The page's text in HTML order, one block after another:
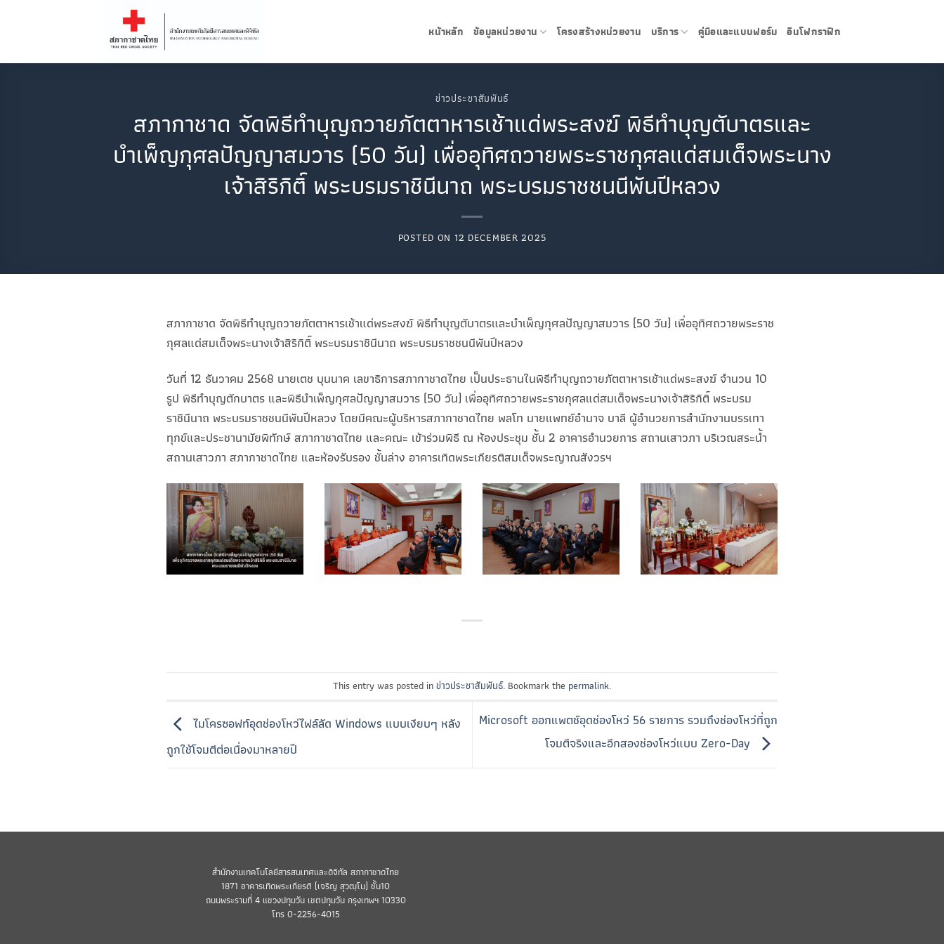
หน้าหลัก ข้อมูลหน่วยงาน โครงสร้างหน่วยงาน บริการ คู่มือและแบบฟอร์ม อินโฟกราฟิก
ข่าวประชาสัมพันธ์
สภากาชาด จัดพิธีทำบุญถวายภัตตาหารเช้าแด่พระสงฆ์ พิธีทำบุญตับาตรและ
บำเพ็ญกุศลปัญญาสมวาร (50 วัน) เพื่ออุทิศถวายพระราชกุศลแด่สมเด็จพระนาง
เจ้าสิริกิติ์ พระบรมราชินีนาถ พระบรมราชชนนีพันปีหลวง
POSTED ON 12 DECEMBER 2025
สภากาชาด จัดพิธีทำบุญถวายภัตตาหารเช้าแด่พระสงฆ์ พิธีทำบุญตับาตรและบำเพ็ญกุศลปัญญาสมวาร (50 วัน) เพื่ออุทิศถวายพระราช
กุศลแด่สมเด็จพระนางเจ้าสิริกิติ์ พระบรมราชินีนาถ พระบรมราชชนนีพันปีหลวง
วันที่ 12 ธันวาคม 2568 นายเตช บุนนาค เลขาธิการสภากาชาดไทย เป็นประธานในพิธีทำบุญถวายภัตตาหารเช้าแด่พระสงฆ์ จำนวน 10
รูป พิธีทำบุญตักบาตร และพิธีบำเพ็ญกุศลปัญญาสมวาร (50 วัน) เพื่ออุทิศถวายพระราชกุศลแด่สมเด็จพระนางเจ้าสิริกิติ์ พระบรม
ราชินีนาถ พระบรมราชชนนีพันปีหลวง โดยมีคณะผู้บริหารสภากาชาดไทย พลโท นายแพทย์อำนาจ บาลี ผู้อำนวยการสำนักงานบรรเทา
ทุกข์และประชานามัยพิทักษ์ สภากาชาดไทย และคณะ เข้าร่วมพิธี ณ ห้องประชุม ชั้น 2 อาคารอำนวยการ สถานเสาวภา บริเวณสระน้ำ
สถานเสาวภา สภากาชาดไทย และห้องรับรอง ชั้นล่าง อาคารเทิดพระเกียรติสมเด็จพระญาณสังวรฯ
This entry was posted inข่าวประชาสัมพันธ์. Bookmark the permalink.
ไมโครซอฟท์อุดช่องโหว่ไฟล์ลัด Windows แบบเงียบๆ หลัง
ถูกใช้โจมตีต่อเนื่องมาหลายปี
Microsoft ออกแพตช์อุดช่องโหว่ 56 รายการ รวมถึงช่องโหว่ที่ถูก
โจมตีจริงและอีกสองช่องโหว่แบบ Zero-Day
สำนักงานเทคโนโลยีสารสนเทศและดิจิทัล สภากาชาดไทย
1871 อาคารเทิดพระเกียรติ (เจริญ สุวฒฺโน) ชั้น10
ถนนพระรามที่ 4 แขวงปทุมวัน เขตปทุมวัน กรุงเทพฯ 10330
โทร 0-2256-4015